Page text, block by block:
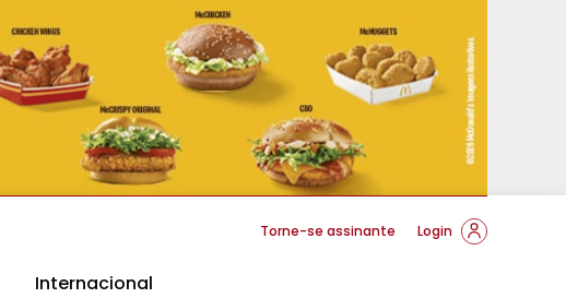
Arquidiocese Braga
Torne-se assinante Login
Internacional